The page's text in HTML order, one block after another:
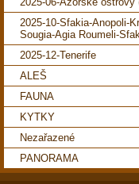
2025-10-Sfakia-Anopoli-
Sougia-Agia Roumeli-
2025-12-Tenerife
ALEŠ
FAUNA
KYTKY
Nezařazené
PANORAMA